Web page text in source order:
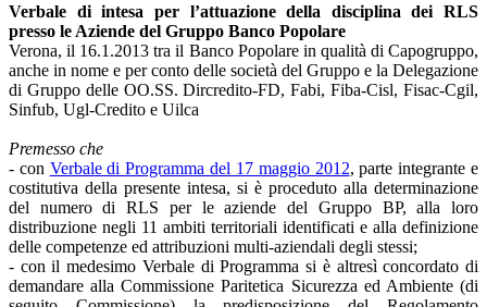
Verbale di intesa per l’attuazione della disciplina dei RLS
presso le Aziende del Gruppo Banco Popolare
Verona, il 16.1.2013 tra il Banco Popolare in qualità di Capogruppo,
anche in nome e per conto delle società del Gruppo e la Delegazione
di Gruppo delle OO.SS. Dircredito-FD, Fabi, Fiba-Cisl, Fisac-Cgil,
Sinfub, Ugl-Credito e Uilca
Premesso che
- con Verbale di Programma del 17 maggio 2012, parte integrante e
costitutiva della presente intesa, si è proceduto alla determinazione
del numero di RLS per le aziende del Gruppo BP, alla loro
distribuzione negli 11 ambiti territoriali identificati e alla definizione
delle competenze ed attribuzioni multi-aziendali degli stessi;
- con il medesimo Verbale di Programma si è altresì concordato di
demandare alla Commissione Paritetica Sicurezza ed Ambiente (di